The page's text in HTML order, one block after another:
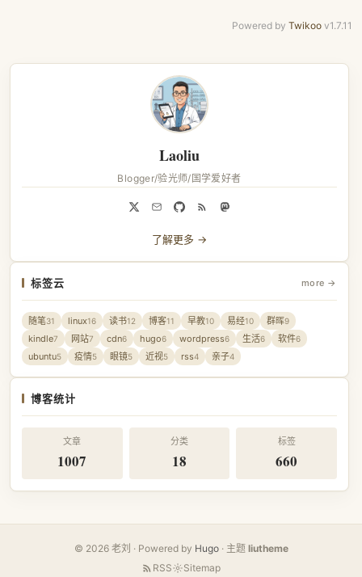
Powered by Twikoo v1.7.11
Laoliu
Blogger/验光师/国学爱好者
了解更多 →
标签云 more →
随笔31 linux16 读书12 博客11 早教10 易经10 群晖9
kindle7 网站7 cdn6 hugo6 wordpress6 生活6 软件6
ubuntu5 疫情5 眼镜5 近视5 rss4 亲子4
博客统计
文章
1007
分类
18
标签
660
© 2026 老刘 · Powered by Hugo· 主题 liutheme
RSS
Sitemap